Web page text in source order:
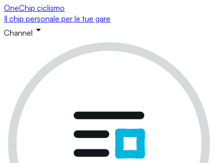
OneChip ciclismo
Il chip personale per le tue gare
Channel